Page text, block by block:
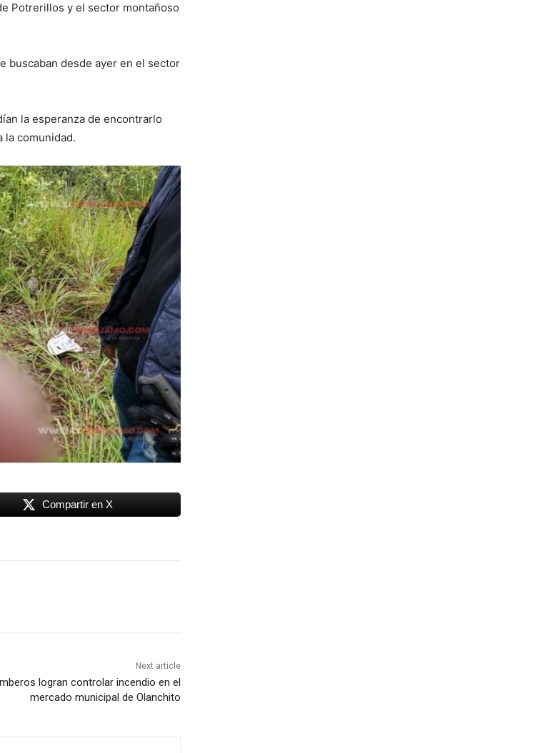
Potrerillos y el sector montañoso
buscaban desde ayer en el sector
la esperanza de encontrarlo
la comunidad.
Compartir en X
Next article
logran controlar incendio en el
mercado municipal de Olanchito